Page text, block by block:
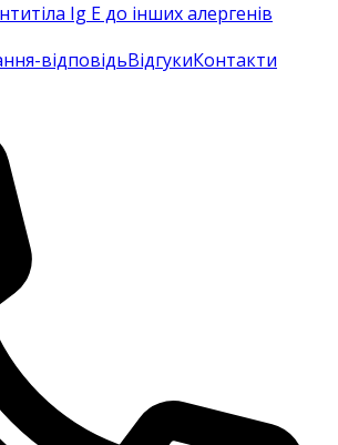
Ig E до інших алергенів
відповідьВідгукиКонтакти